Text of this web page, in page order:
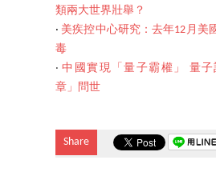
類兩大世界壯舉？
‧ 美疾控中心研究：去年12月美
毒
‧中國實現「量子霸權」 量
章」問世
Share